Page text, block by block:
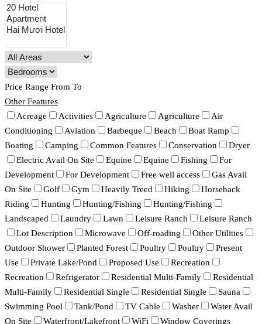
Price Range From To
Other Features
Acreage
Activities Agriculture Agriculture
Air
Conditioning
Aviation Barbeque Beach
Boat Ramp
Boating
Camping Common Features Conservation
Dryer
Electric Avail On Site
Equine Equine Fishing
For
Development
For Development Free well access
Gas Avail
On Site
Golf Gym Heavily Treed Hiking
Horseback
Riding
Hunting Hunting/Fishing
Hunting/Fishing
Landscaped
Laundry Lawn Leisure Ranch
Leisure Ranch
Lot Description
Microwave Off-roading
Other Utilities
Outdoor Shower
Planted Forest Poultry Poultry
Present
Use
Private Lake/Pond Proposed Use
Recreation
Recreation
Refrigerator Residential Multi-Family
Residential
Multi-Family
Residential Single Residential Single
Sauna
Swimming Pool
Tank/Pond TV Cable Washer
Water Avail
On Site
Waterfront/Lakefront WiFi Window Coverings